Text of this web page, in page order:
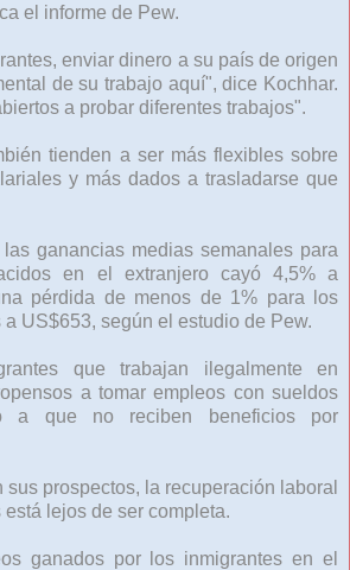
el informe de Pew.
enviar dinero a su país de origen
de su trabajo aquí", dice Kochhar.
a probar diferentes trabajos".
tienden a ser más flexibles sobre
y más dados a trasladarse que
ganancias medias semanales para
en el extranjero cayó 4,5% a
pérdida de menos de 1% para los
US$653, según el estudio de Pew.
que trabajan ilegalmente en
a tomar empleos con sueldos
a que no reciben beneficios por
sus prospectos, la recuperación laboral
lejos de ser completa.
ganados por los inmigrantes en el